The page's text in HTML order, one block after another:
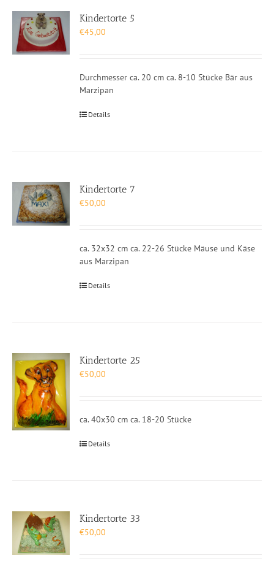
Kindertorte 5
€45,00
Durchmesser ca. 20 cm ca. 8-10 Stücke Bär aus
Marzipan
Details
Kindertorte 7
€50,00
ca. 32x32 cm ca. 22-26 Stücke Mäuse und Käse
aus Marzipan
Details
Kindertorte 25
€50,00
ca. 40x30 cm ca. 18-20 Stücke
Details
Kindertorte 33
€50,00